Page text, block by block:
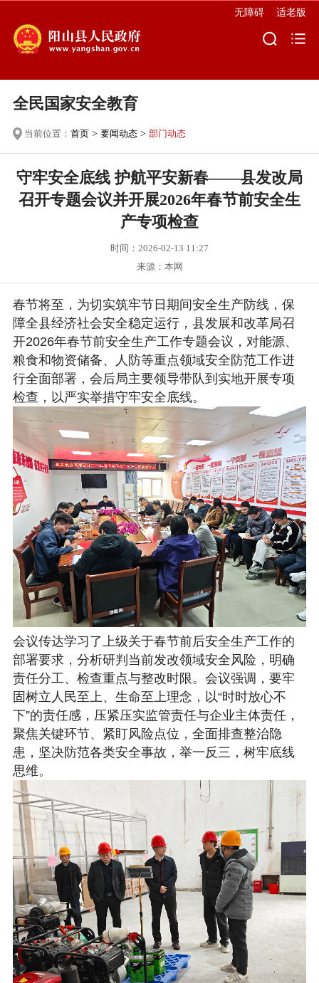
无障碍 适老版
全民国家安全教育
当前位置： 首页> 要闻动态> 部门动态
守牢安全底线 护航平安新春——县发改局
召开专题会议并开展2026年春节前安全生
产专项检查
时间：2026-02-13 11:27
来源：本网
春节将至，为切实筑牢节日期间安全生产防线，保
障全县经济社会安全稳定运行，县发展和改革局召
开2026年春节前安全生产工作专题会议，对能源、
粮食和物资储备、人防等重点领域安全防范工作进
行全面部署，会后局主要领导带队到实地开展专项
检查，以严实举措守牢安全底线。
会议传达学习了上级关于春节前后安全生产工作的
部署要求，分析研判当前发改领域安全风险，明确
责任分工、检查重点与整改时限。会议强调，要牢
固树立人民至上、生命至上理念，以“时时放心不
下”的责任感，压紧压实监管责任与企业主体责任，
聚焦关键环节、紧盯风险点位，全面排查整治隐
患，坚决防范各类安全事故，举一反三，树牢底线
思维。